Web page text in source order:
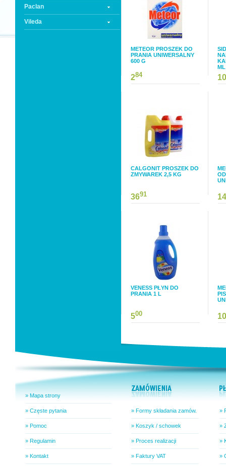
Paclan
Vileda
METEOR PROSZEK DO
PRANIA UNIWERSALNY
600 G
284
ML
10
CALGONIT PROSZEK DO
ZMYWAREK 2,5 KG
3691 14
VENESS PŁYN DO
PRANIA 1 L
500 10
» Mapa strony
» Częste pytania
» Pomoc
» Regulamin
» Kontakt
» Formy składania zamów.
» Koszyk / schowek
» Proces realizacji
» Faktury VAT
»
»
»
»